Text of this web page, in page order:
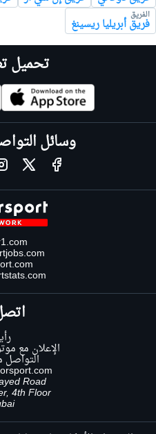
الفريق
فريق أبريليا ريسينغ
تحميل
وسائل
الإعلان مع
التواصل
Road,
4th Floor